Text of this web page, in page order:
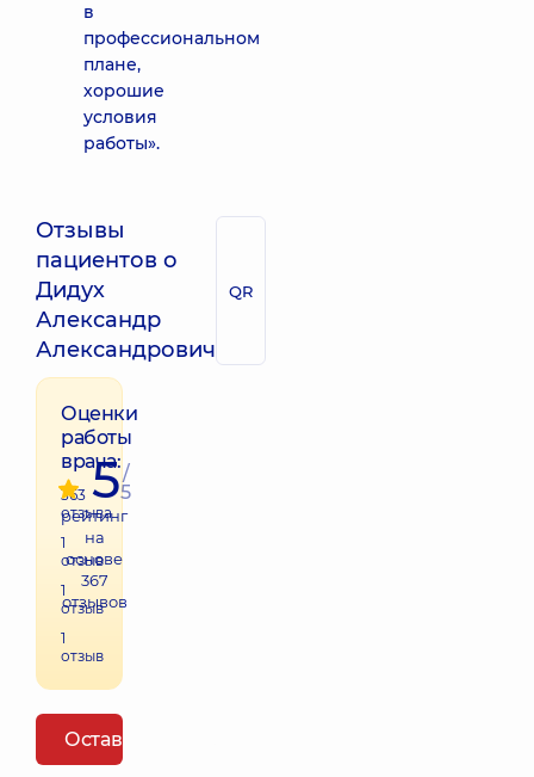
в
профессиональном
плане,
хорошие
условия
работы».
Отзывы
пациентов о
Дидух
Александр
Александрович
QR
Оценки
работы
врача:
363
отзыва
1
отзыв
1
отзыв
1
отзыв
5/
5
рейтинг
на
основе
367
отзывов
Оставить отзыв